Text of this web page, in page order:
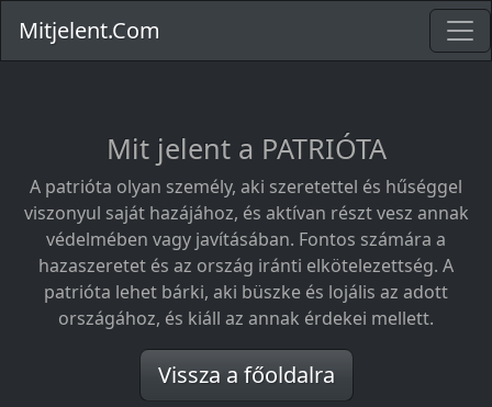
Mitjelent.Com
Mit jelent a PATRIÓTA
A patrióta olyan személy, aki szeretettel és hűséggel
viszonyul saját hazájához, és aktívan részt vesz annak
védelmében vagy javításában. Fontos számára a
hazaszeretet és az ország iránti elkötelezettség. A
patrióta lehet bárki, aki büszke és lojális az adott
országához, és kiáll az annak érdekei mellett.
Vissza a főoldalra